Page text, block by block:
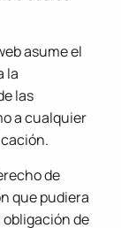
asume el
la
las
a cualquier
de
que pudiera
de